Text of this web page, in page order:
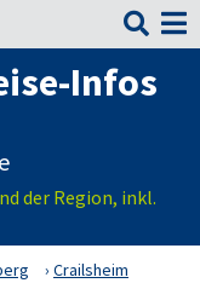

Infos
der Region, inkl.
Crailsheim